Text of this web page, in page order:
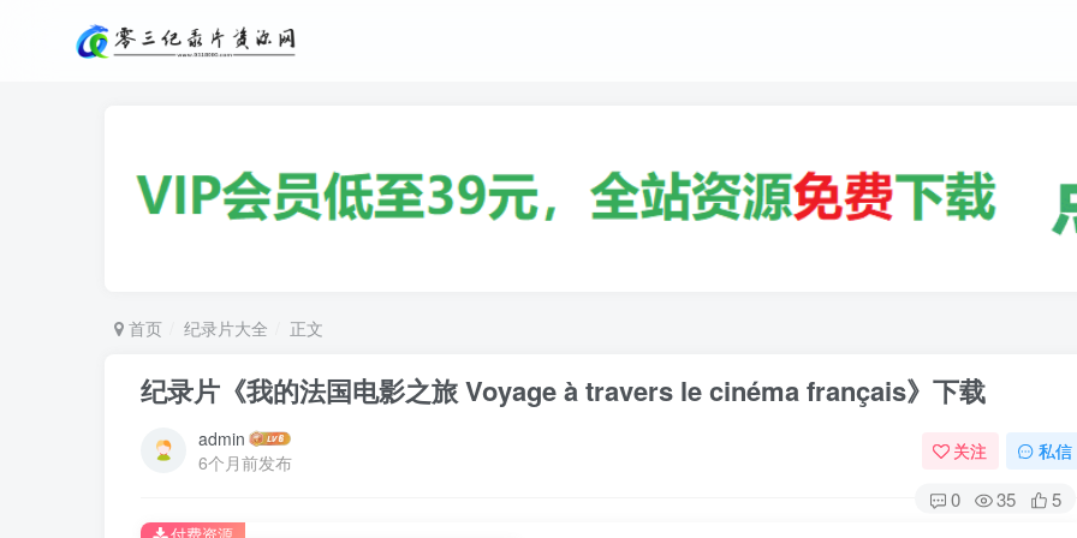
首页 纪录片大全 正文
纪录片《我的法国电影之旅 Voyage à travers le cinéma français》下载
admin
6个月前发布
关注 私信
0 35 5